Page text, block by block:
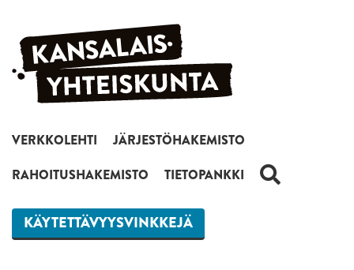
Siirry sisältöön
VERKKOLEHTI
JÄRJESTÖHAKEMISTO
RAHOITUSHAKEMISTO
TIETOPANKKI HAKU
KÄYTETTÄVYYSVINKKEJÄ